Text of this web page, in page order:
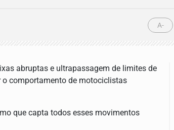
A-
abruptas e ultrapassagem de limites de
o comportamento de motociclistas
que capta todos esses movimentos